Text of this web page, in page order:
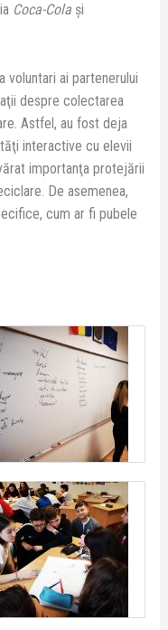
Coca-Colaşi
voluntari ai partenerului
despre colectarea
Astfel, au fost deja
interactive cu elevii
importanţa protejării
De asemenea,
cum ar fi pubele